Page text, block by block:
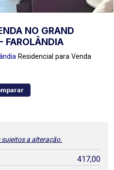
NO GRAND
FAROLÂNDIA
Residencial para Venda
sujeitos a alteração.
417,00